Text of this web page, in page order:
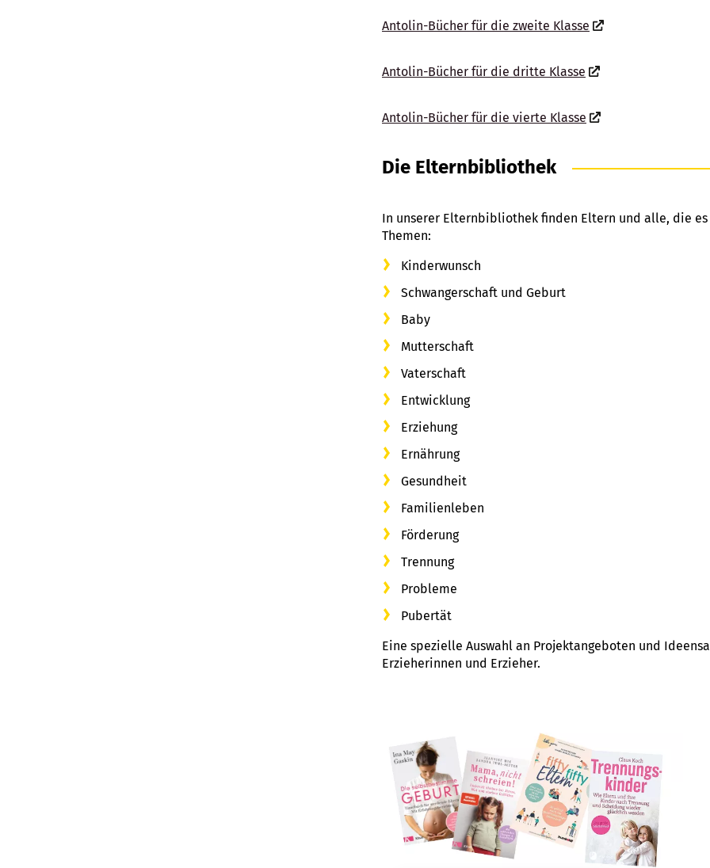
Antolin-Bücher für die zweite Klasse
Antolin-Bücher für die dritte Klasse
Antolin-Bücher für die vierte Klasse
Die Elternbibliothek
In unserer Elternbibliothek finden Eltern und alle, die es
Themen:
Kinderwunsch
Schwangerschaft und Geburt
Baby
Mutterschaft
Vaterschaft
Entwicklung
Erziehung
Ernährung
Gesundheit
Familienleben
Förderung
Trennung
Probleme
Pubertät
Eine spezielle Auswahl an Projektangeboten und
Erzieherinnen und Erzieher.